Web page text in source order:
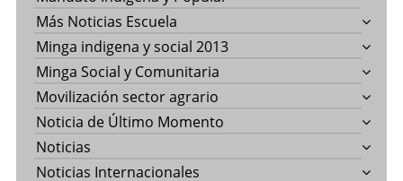
Más Noticias Escuela
Minga indigena y social 2013
Minga Social y Comunitaria
Movilización sector agrario
Noticia de Último Momento
Noticias
Noticias Internacionales